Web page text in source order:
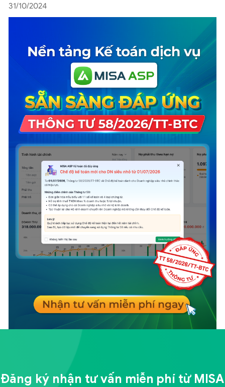
31/10/2024
Đăng ký nhận tư vấn miễn phí từ MISA